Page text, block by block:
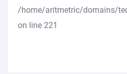
/home/aritmetric/domains/
on line 221